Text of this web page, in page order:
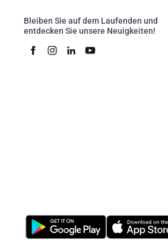
Bleiben Sie auf dem Laufenden und
entdecken Sie unsere Neuigkeiten!